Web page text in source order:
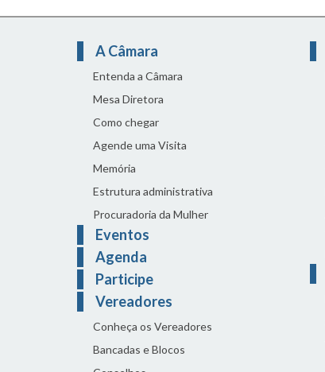
A Câmara
Entenda a Câmara
Mesa Diretora
Como chegar
Agende uma Visita
Memória
Estrutura administrativa
Procuradoria da Mulher
Eventos
Agenda
Participe
Vereadores
Conheça os Vereadores
Bancadas e Blocos